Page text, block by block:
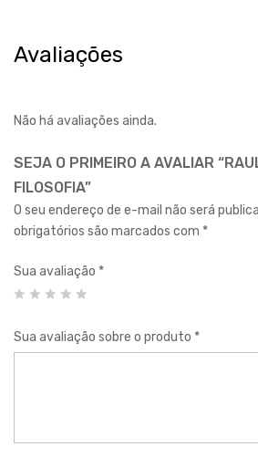
Avaliações
Não há avaliações ainda.
SEJA O PRIMEIRO A AVALIAR
FILOSOFIA”
O seu endereço de e-mail não será
obrigatórios são marcados com *
Sua avaliação *
Sua avaliação sobre o produto *